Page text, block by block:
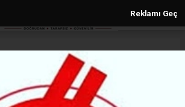
Reklamı Geç
Yeniden Yola Seriliyor”
İddiası